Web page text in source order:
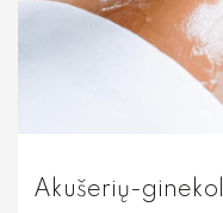
Akušerių-